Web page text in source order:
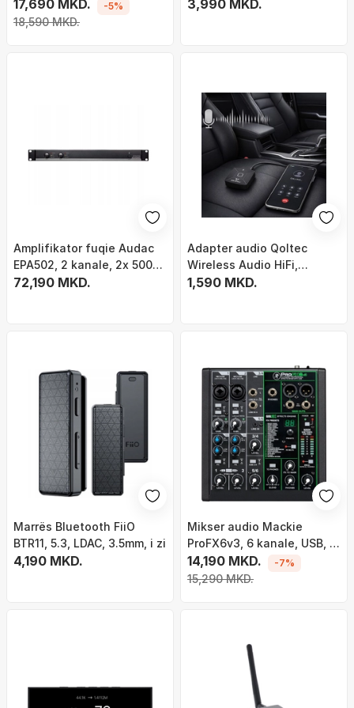
zi
17,690 MKD.
18,590 MKD.
-5% amplifikator kufjesh 3.5mm
3,990 MKD.
Amplifikator fuqie Audac
EPA502, 2 kanale, 2x 500W,
Class D
72,190 MKD.
Adapter audio Qoltec
Wireless Audio HiFi,
Bluetooth 6.0, NFC, i zi
1,590 MKD.
Marrës Bluetooth FiiO
BTR11, 5.3, LDAC, 3.5mm, i zi
4,190 MKD.
Mikser audio Mackie
ProFX6v3, 6 kanale, USB, i
zi
14,190 MKD.
15,290 MKD.
-7%